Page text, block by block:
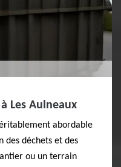
Les Aulneaux
abordable
des déchets et des
ou un terrain